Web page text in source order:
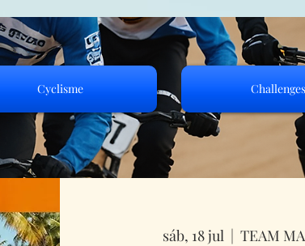
Cyclisme Challenges
sáb, 18 jul
  |
TEAM